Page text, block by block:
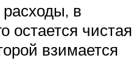
в
остается чистая
взимается